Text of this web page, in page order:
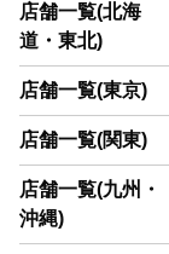
店舗一覧(北海
道・東北)
店舗一覧(東京)
店舗一覧(関東)
店舗一覧(九州・
沖縄)